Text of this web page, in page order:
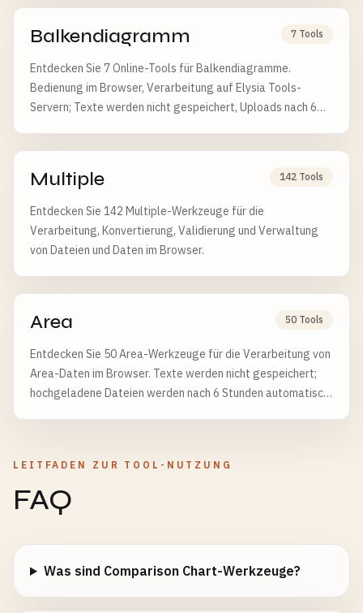
Balkendiagramm 7 Tools
Entdecken Sie 7 Online-Tools für Balkendiagramme.
Bedienung im Browser, Verarbeitung auf Elysia Tools-
Servern; Texte werden nicht gespeichert, Uploads nach 6
Multiple 142 Tools
Entdecken Sie 142 Multiple-Werkzeuge für die
Verarbeitung, Konvertierung, Validierung und Verwaltung
von Dateien und Daten im Browser.
Area 50 Tools
Entdecken Sie 50 Area-Werkzeuge für die Verarbeitung von
Area-Daten im Browser. Texte werden nicht gespeichert;
hochgeladene Dateien werden nach 6 Stunden automatisch
LEITFADEN ZUR TOOL-NUTZUNG
FAQ
Was sind Comparison Chart-Werkzeuge?